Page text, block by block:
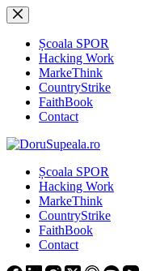
Sari
la
conținutȘcoala SPOR
Hacking Work
MarkeThink
CountryStrike
FaithBook
Contact
Școala SPOR
Hacking Work
MarkeThink
CountryStrike
FaithBook
Contact